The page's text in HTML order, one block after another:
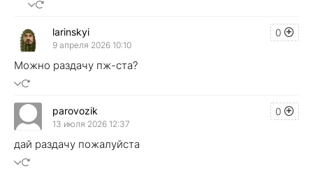
0
larinskyi
9 апреля 2026 10:10
Можно раздачу пж-ста?
0
parovozik
13 июля 2026 12:37
дай раздачу пожалуйста